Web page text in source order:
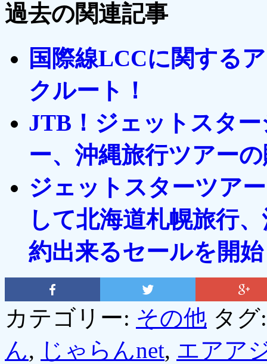
過去の関連記事
国際線LCCに関する
クルート！
JTB！ジェットスタ
ー、沖縄旅行ツアー
ジェットスターツア
して北海道札幌旅行
約出来るセールを開
カテゴリー: その他 タ
ん, じゃらんnet, エアア